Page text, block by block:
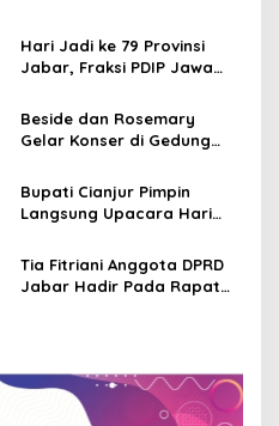
Hari Jadi ke 79 Provinsi
Jabar, Fraksi PDIP Jawa
Beside dan Rosemary
Gelar Konser di Gedung
Bupati Cianjur Pimpin
Langsung Upacara Hari
Tahun
Tia Fitriani Anggota DPRD
Jabar Hadir Pada Rapat